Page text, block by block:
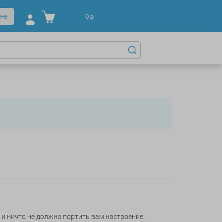
0р
ничто не должно портить вам настроение.